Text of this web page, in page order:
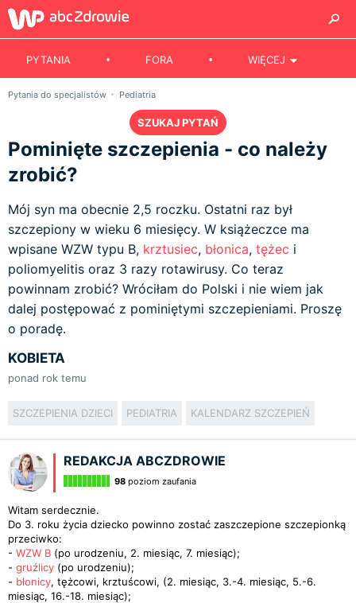
PYTANIA FORA WIĘCEJ
Pytania do specjalistów Pediatria
SZUKAJ PYTAŃ
Pominięte szczepienia - co należy
zrobić?
Mój syn ma obecnie 2,5 roczku. Ostatni raz był
szczepiony w wieku 6 miesięcy. W książeczce ma
wpisane WZW typu B, krztusiec, błonica, tężec i
poliomyelitis oraz 3 razy rotawirusy. Co teraz
powinnam zrobić? Wróciłam do Polski i nie wiem jak
dalej postępować z pominiętymi szczepieniami. Proszę
o poradę.
KOBIETA
ponad rok temu
SZCZEPIENIA DZIECI PEDIATRIA KALENDARZ SZCZEPIEŃ
REDAKCJA ABCZDROWIE
98 poziom zaufania
Witam serdecznie.
Do 3. roku życia dziecko powinno zostać zaszczepione szczepionką
przeciwko:
- WZW B (po urodzeniu, 2. miesiąc, 7. miesiąc);
- gruźlicy (po urodzeniu);
- błonicy, tężcowi, krztuścowi, (2. miesiąc, 3.-4. miesiąc, 5.-6.
miesiąc, 16.-18. miesiąc);